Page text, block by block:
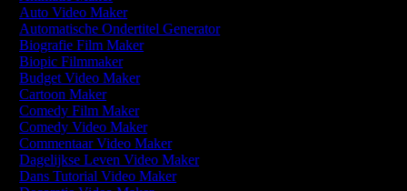
Auto Video Maker
Automatische Ondertitel Generator
Biografie Film Maker
Biopic Filmmaker
Budget Video Maker
Cartoon Maker
Comedy Film Maker
Comedy Video Maker
Commentaar Video Maker
Dagelijkse Leven Video Maker
Dans Tutorial Video Maker